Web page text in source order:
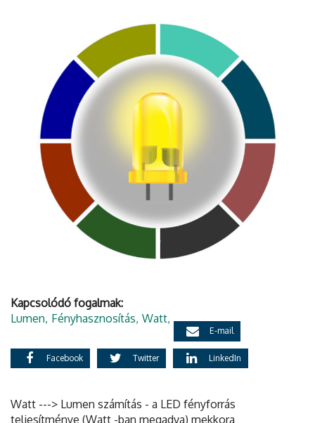
Kapcsolódó fogalmak:
Lumen Fényhasznosítás Watt
E-mail
Facebook Twitter LinkedIn
Watt ---> Lumen számítás - a LED fényforrás
teljesítménye (Watt -ban megadva) mekkora